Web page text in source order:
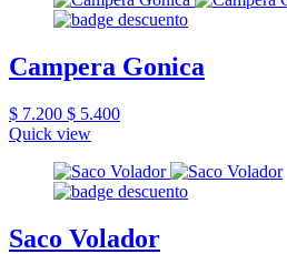
Campera Gonica
$ 7.200 $ 5.400
Quick view
Saco Volador